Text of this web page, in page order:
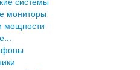
мониторы
мощности